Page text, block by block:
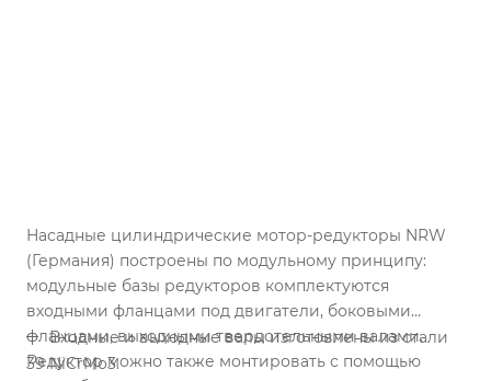
Насадные цилиндрические мотор-редукторы NRW
(Германия) построены по модульному принципу:
модульные базы редукторов комплектуются
входными фланцами под двигатели, боковыми
фланцами, выходными твердотельными валами.
Редуктор можно также монтировать с помощью
Входные и выходные валы изготовлены из стали
39 NiCrMo3.